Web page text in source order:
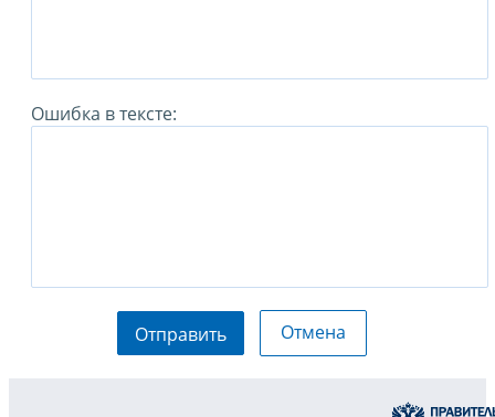
Ошибка в тексте:
Отправить Отмена